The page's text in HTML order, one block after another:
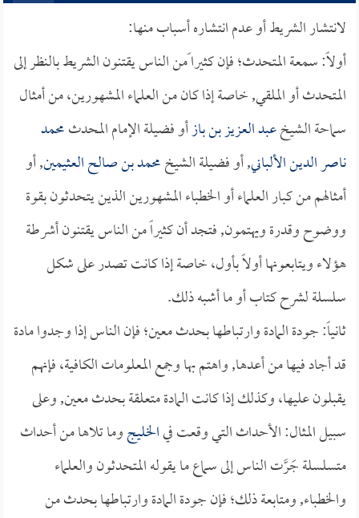
لانتشار الشريط أو عدم انتشاره أسباب منها:
أولاً: سمعة المتحدث؛ فإن كثيرا ًمن الناس يقتنون الشريط بالنظر إلى
المتحدث أو الملقي, خاصة إذا كان من العلماء المشهورين، من أمثال
سماحة الشيخعبد العزيز بن بازأو فضيلة الإمام المحدثمحمد
ناصر الدين الألباني, أو فضيلة الشيخمحمد بن صالح العثيمين, أو
أمثالهم من كبار العلماء أو الخطباء المشهورين الذين يتحدثون بقوة
ووضوح وقدرة ويهتمون, فتجد أن كثيراً من الناس يقتنون أشرطة
هؤلاء ويتابعونها أولاً بأول، خاصة إذا كانت تصدر على شكل
سلسلة لشرح كتاب أو ما أشبه ذلك.
ثانياً: جودة المادة وارتباطها بحدث معين؛ فإن الناس إذا وجدوا مادة
قد أجاد فيها من أعدها, واهتم بها وجمع المعلومات الكافية، فإنهم
يقبلون عليها، وكذلك إذا كانت المادة متعلقة بحدث معين, وعلى
سبيل المثال: الأحداث التي وقعت فيالخليجوما تلاها من أحداث
متسلسلة جَرَّت الناس إلى سماع ما يقوله المتحدثون والعلماء
والخطباء, ومتابعة ذلك؛ فإن جودة المادة وارتباطها بحدث من